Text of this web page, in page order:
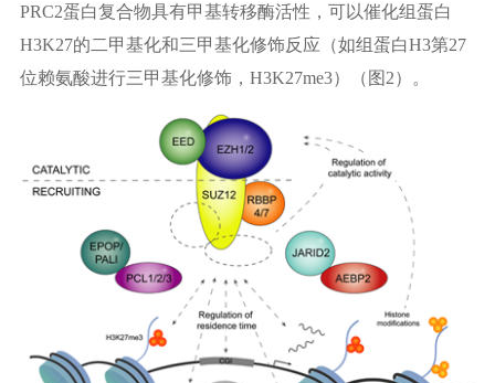
PRC2蛋白复合物具有甲基转移酶活性，可以催化组蛋白
H3K27的二甲基化和三甲基化修饰反应（如组蛋白H3第27
位赖氨酸进行三甲基化修饰，H3K27me3）（图2）。